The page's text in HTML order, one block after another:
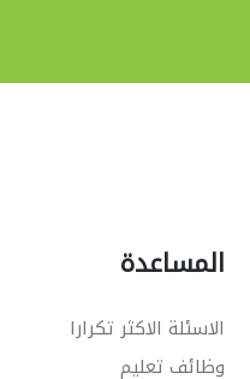
المساعدة
الاسئلة الاكثر تكرارا
وظائف تعليم